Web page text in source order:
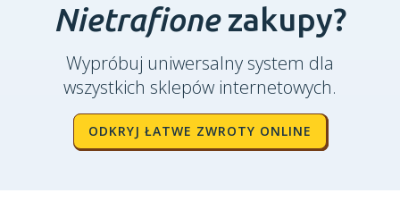
Nietrafionezakupy?
Wypróbuj uniwersalny system dla
wszystkich sklepów internetowych.
ODKRYJ ŁATWE ZWROTY ONLINE